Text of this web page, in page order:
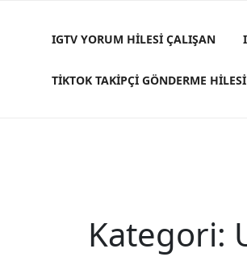
IGTV YORUM HILESI ÇALIŞAN
TIKTOK TAKIPÇI GÖNDERME HILESI
Kategori: